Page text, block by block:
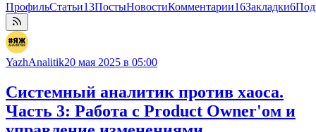
ПрофильСтатьи13ПостыНовостиКомментарии16Закладки6
YazhAnalitik20 мая 2025 в 05:00
Системный аналитик против хаоса.
Часть 3: Работа с Product Owner'ом и